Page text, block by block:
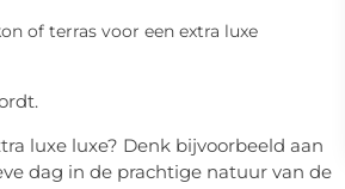
of terras voor een extra luxe
luxe luxe? Denk bijvoorbeeld aan
dag in de prachtige natuur van de